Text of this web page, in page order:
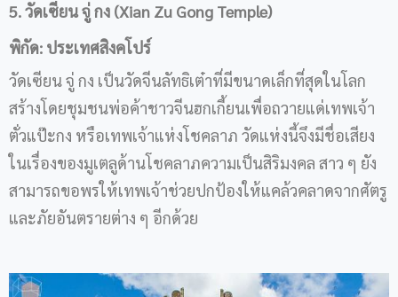
5. วัดเซียน จู่ กง (Xian Zu Gong Temple)
พิกัด: ประเทศสิงคโปร์
วัดเซียน จู่ กง เป็นวัดจีนลัทธิเต๋าที่มีขนาดเล็กที่สุดในโลก
สร้างโดยชุมชนพ่อค้าชาวจีนฮกเกี้ยนเพื่อถวายแด่เทพเจ้า
ตั่วแป๊ะกง หรือเทพเจ้าแห่งโชคลาภ วัดแห่งนี้จึงมีชื่อเสียง
ในเรื่องของมูเตลูด้านโชคลาภความเป็นสิริมงคล สาว ๆ ยัง
สามารถขอพรให้เทพเจ้าช่วยปกป้องให้แคล้วคลาดจากศัตรู
และภัยอันตรายต่าง ๆ อีกด้วย